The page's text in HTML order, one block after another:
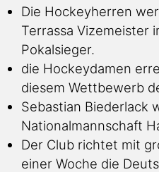
Die Hockeyherren
Terrassa Vizemeister
Pokalsieger.
die Hockeydamen
diesem Wettbewerb
Sebastian Biederlack
Nationalmannschaft
Der Club richtet mit
einer Woche die